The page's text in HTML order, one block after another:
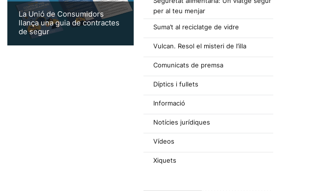
La Unió de Consumidors
llança una guia de contractes
de segur
per al teu menjar
Suma’t al reciclatge de vidre
Vulcan. Resol el misteri de l’illa
Comunicats de premsa
Díptics i fullets
Informació
Notícies jurídiques
Vídeos
Xiquets